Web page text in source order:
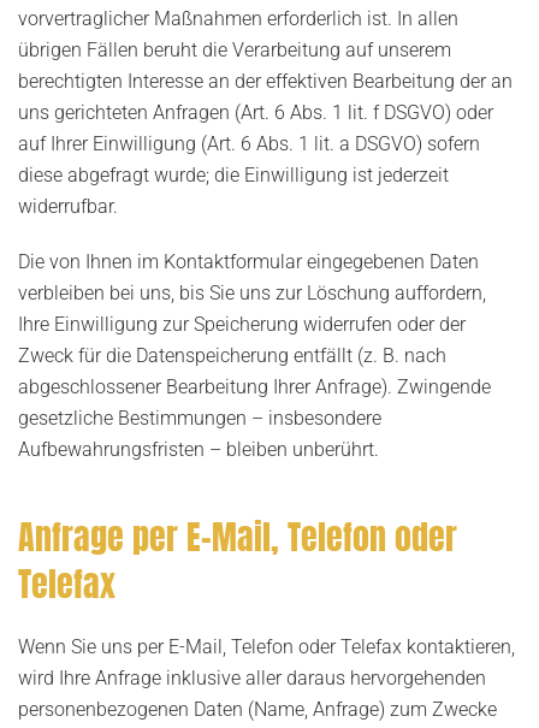
vorvertraglicher Maßnahmen erforderlich ist. In allen
übrigen Fällen beruht die Verarbeitung auf unserem
berechtigten Interesse an der effektiven Bearbeitung der an
uns gerichteten Anfragen (Art. 6 Abs. 1 lit. f DSGVO) oder
auf Ihrer Einwilligung (Art. 6 Abs. 1 lit. a DSGVO) sofern
diese abgefragt wurde; die Einwilligung ist jederzeit
widerrufbar.
Die von Ihnen im Kontaktformular eingegebenen Daten
verbleiben bei uns, bis Sie uns zur Löschung auffordern,
Ihre Einwilligung zur Speicherung widerrufen oder der
Zweck für die Datenspeicherung entfällt (z. B. nach
abgeschlossener Bearbeitung Ihrer Anfrage). Zwingende
gesetzliche Bestimmungen – insbesondere
Aufbewahrungsfristen – bleiben unberührt.
Anfrage per E-Mail, Telefon oder
Telefax
Wenn Sie uns per E-Mail, Telefon oder Telefax kontaktieren,
wird Ihre Anfrage inklusive aller daraus hervorgehenden
personenbezogenen Daten (Name, Anfrage) zum Zwecke